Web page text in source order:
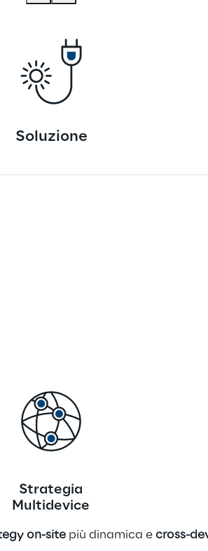
Soluzione
Strategia
Multidevice
on-site più dinamica e cross-